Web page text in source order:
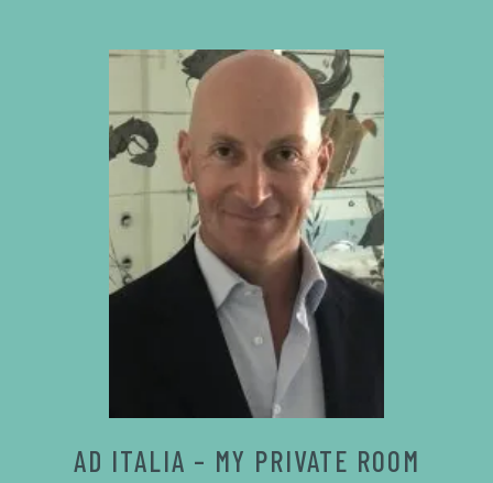
AD ITALIA – MY PRIVATE ROOM